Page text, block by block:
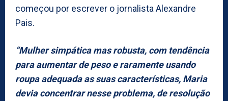
começou por escrever o jornalista Alexandre
Pais.
“Mulher simpática mas robusta, com tendência
para aumentar de peso e raramente usando
roupa adequada as suas características, Maria
devia concentrar nesse problema, de resolução